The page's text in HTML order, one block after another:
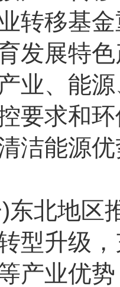
转移基
发展特
业、能
要求和
洁能源
地区推
型升级
产业优